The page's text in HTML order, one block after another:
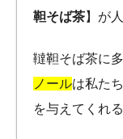
靼そば茶】が
韃靼そば茶に
ノールは私た
を与えてくれ